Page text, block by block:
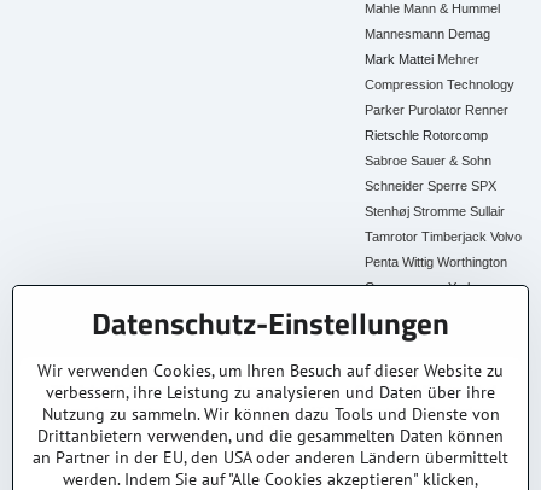
Mahle Mann & Hummel
Mannesmann Demag
Mark Mattei Mehrer
Compression Technology
Parker Purolator Renner
Rietschle Rotorcomp
Sabroe Sauer & Sohn
Schneider Sperre SPX
Stenhøj Stromme Sullair
Tamrotor Timberjack Volvo
Penta Wittig Worthington
Creyssensac York
Alle Ersatzteile
30+ Jahre Erfahrung
Branchenexperten
Lagerware
Schneller Versand AT &
DE
Original & Kompatibel
Ersatzteile aller Marken
Faire Preise
Top Preis-Leistung
Fachberatung
Persönlich & kompetent
Datenschutz-Einstellungen
Wir verwenden Cookies, um Ihren Besuch auf dieser Website zu
verbessern, ihre Leistung zu analysieren und Daten über ihre
Nutzung zu sammeln. Wir können dazu Tools und Dienste von
Drittanbietern verwenden, und die gesammelten Daten können
an Partner in der EU, den USA oder anderen Ländern übermittelt
werden. Indem Sie auf "Alle Cookies akzeptieren" klicken,